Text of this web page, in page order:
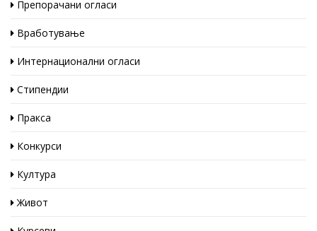
Препорачани огласи
Вработување
Интернационални огласи
Стипендии
Пракса
Конкурси
Култура
Живот